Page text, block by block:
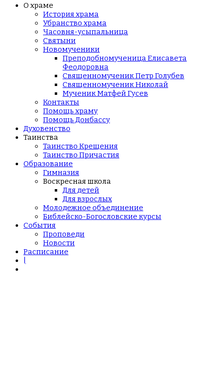
О храме
История храма
Убранство храма
Часовня-усыпальница
Святыни
Новомученики
Преподобномученица Елисавета
Феодоровна
Священномученик Петр Голубев
Священномученик Николай
Мученик Матфей Гусев
Контакты
Помощь храму
Помощь Донбассу
Духовенство
Таинства
Таинство Крещения
Таинство Причастия
Образование
Гимназия
Воскресная школа
Для детей
Для взрослых
Молодежное объединение
Библейско-Богословские курсы
События
Проповеди
Новости
Расписание